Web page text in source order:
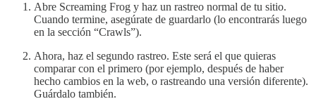
Abre Screaming Frog y haz un rastreo normal de tu sitio.
Cuando termine, asegúrate de guardarlo (lo encontrarás luego
en la sección “Crawls”).
Ahora, haz el segundo rastreo. Este será el que quieras
comparar con el primero (por ejemplo, después de haber
hecho cambios en la web, o rastreando una versión diferente).
Guárdalo también.